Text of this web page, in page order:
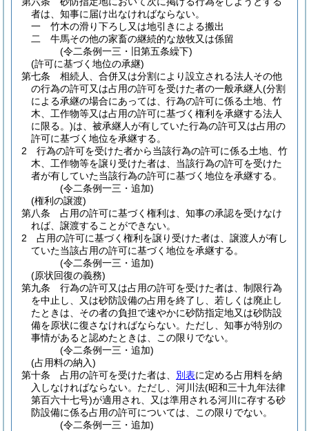
者は、知事に届け出なければならない。
一
竹木の滑り下ろし又は地引きによる搬出
二
牛馬その他の家畜の継続的な放牧又は係留
(令二条例一三・旧第五条繰下)
(許可に基づく地位の承継)
第七条
相続人、合併又は分割により設立される法人その他
の行為の許可又は占用の許可を受けた者の一般承継人(分割
による承継の場合にあっては、行為の許可に係る土地、竹
木、工作物等又は占用の許可に基づく権利を承継する法人
に限る。)は、被承継人が有していた行為の許可又は占用の
許可に基づく地位を承継する。
2
行為の許可を受けた者から当該行為の許可に係る土地、竹
木、工作物等を譲り受けた者は、当該行為の許可を受けた
者が有していた当該行為の許可に基づく地位を承継する。
(令二条例一三・追加)
(権利の譲渡)
第八条
占用の許可に基づく権利は、知事の承認を受けなけ
れば、譲渡することができない。
2
占用の許可に基づく権利を譲り受けた者は、譲渡人が有し
ていた当該占用の許可に基づく地位を承継する。
(令二条例一三・追加)
(原状回復の義務)
第九条
行為の許可又は占用の許可を受けた者は、制限行為
を中止し、又は砂防設備の占用を終了し、若しくは廃止し
たときは、その者の負担で速やかに砂防指定地又は砂防設
備を原状に復さなければならない。 ただし、知事が特別の
事情があると認めたときは、この限りでない。
(令二条例一三・追加)
(占用料の納入)
第十条
占用の許可を受けた者は、 別表に定める占用料を納
入しなければならない。 ただし、河川法(昭和三十九年法律
第百六十七号)が適用され、又は準用される河川に存する砂
防設備に係る占用の許可については、この限りでない。
(令二条例一三・追加)